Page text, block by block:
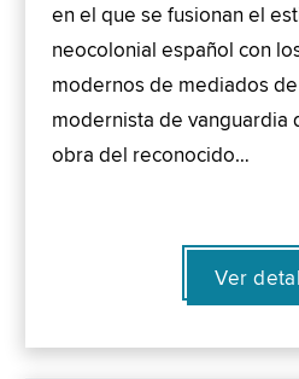
en el que se fusionan el
neocolonial español con
modernos de mediados
modernista de vanguardia
obra del reconocido…
Ver